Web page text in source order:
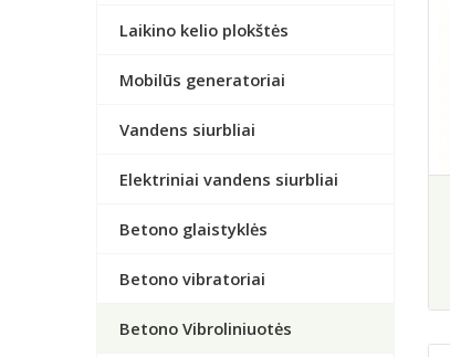
Laikino kelio plokštės
Mobilūs generatoriai
Vandens siurbliai
Elektriniai vandens siurbliai
Betono glaistyklės
Betono vibratoriai
Betono Vibroliniuotės